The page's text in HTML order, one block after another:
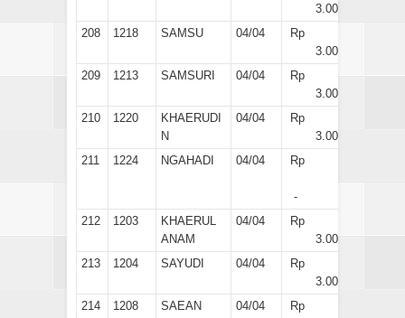
3.000
208
1218 SAMSU 04/04
Rp
3.000
209
1213 SAMSURI 04/04
Rp
3.000
210
1220
KHAERUDI
N
04/04
Rp
3.000
211
1224 NGAHADI 04/04 Rp
-
212
1203
KHAERUL
ANAM
04/04
Rp
3.000
213
1204 SAYUDI 04/04
Rp
3.000
214
1208 SAEAN 04/04
Rp